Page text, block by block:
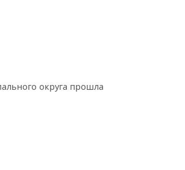
округа прошла